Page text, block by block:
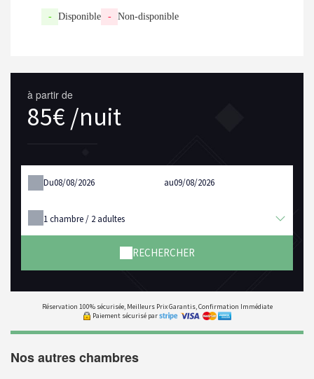
- Disponible - Non-disponible
à partir de
85€ /nuit
Du au
1chambre / 2 adultes
RECHERCHER
Réservation 100% sécurisée, Meilleurs Prix Garantis, Confirmation Immédiate
Paiement sécurisé par
Nos autres chambres